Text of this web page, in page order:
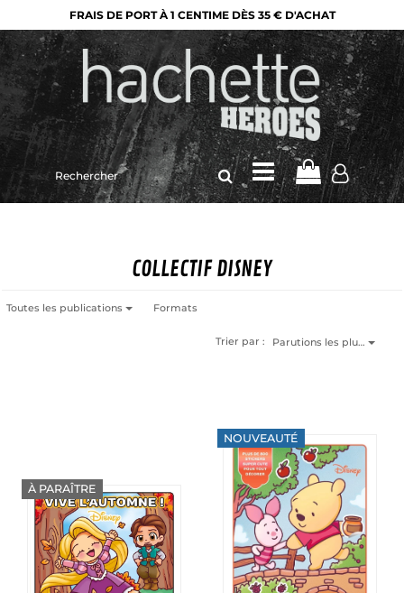
FRAIS DE PORT À 1 CENTIME DÈS 35 € D'ACHAT
Rechercher
sur
le
COLLECTIF DISNEY
Toutes les publications Formats
Trier par : Parutions les plu…
À PARAÎTRE
NOUVEAUTÉ